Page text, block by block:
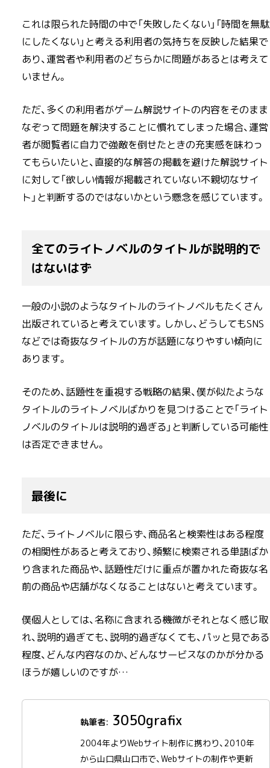
これは限られた時間の中で「失敗したくない」「時間を無駄
にしたくない」と考える利用者の気持ちを反映した結果で
あり、運営者や利用者のどちらかに問題があるとは考えて
いません。
ただ、多くの利用者がゲーム解説サイトの内容をそのまま
なぞって問題を解決することに慣れてしまった場合、運営
者が閲覧者に自力で強敵を倒せたときの充実感を味わっ
てもらいたいと、直接的な解答の掲載を避けた解説サイト
に対して「欲しい情報が掲載されていない不親切なサイ
ト」と判断するのではないかという懸念を感じています。
全てのライトノベルのタイトルが説明的で
はないはず
一般の小説のようなタイトルのライトノベルもたくさん
出版されていると考えています。しかし、どうしてもSNS
などでは奇抜なタイトルの方が話題になりやすい傾向に
あります。
そのため、話題性を重視する戦略の結果、僕が似たような
タイトルのライトノベルばかりを見つけることで「ライト
ノベルのタイトルは説明的過ぎる」と判断している可能性
は否定できません。
最後に
ただ、ライトノベルに限らず、商品名と検索性はある程度
の相関性があると考えており、頻繁に検索される単語ばか
り含まれた商品や、話題性だけに重点が置かれた奇抜な名
前の商品や店舗がなくなることはないと考えています。
僕個人としては、名称に含まれる機微がそれとなく感じ取
れ、説明的過ぎても、説明的過ぎなくても、パッと見である
程度、どんな内容なのか、どんなサービスなのかが分かる
ほうが嬉しいのですが…
3050grafix
2004年よりWebサイト制作に携わり、2010年
から山口県山口市で、Webサイトの制作や更新